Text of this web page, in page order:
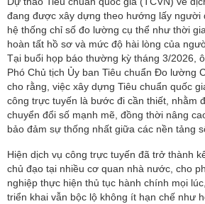
đang được xây dựng theo hướng lấy người
hệ thống chỉ số đo lường cụ thể như thời
hoàn tất hồ sơ và mức độ hài lòng của
Tại buổi họp báo thường kỳ tháng 3/2026,
Phó Chủ tịch Ủy ban Tiêu chuẩn Đo lường
cho rằng, việc xây dựng Tiêu chuẩn quốc
công trực tuyến là bước đi cần thiết, nhằm
chuyển đổi số mạnh mẽ, đồng thời nâng
bảo đảm sự thống nhất giữa các nền tảng
Hiện dịch vụ công trực tuyến đã trở thành
chủ đạo tại nhiều cơ quan nhà nước, cho
nghiệp thực hiện thủ tục hành chính mọi
triển khai vẫn bộc lộ không ít hạn chế như